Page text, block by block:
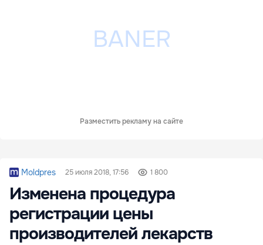
Разместить рекламу на сайте
Moldpres 25 июля 2018, 17:56 1 800
Изменена процедура
регистрации цены
производителей лекарств